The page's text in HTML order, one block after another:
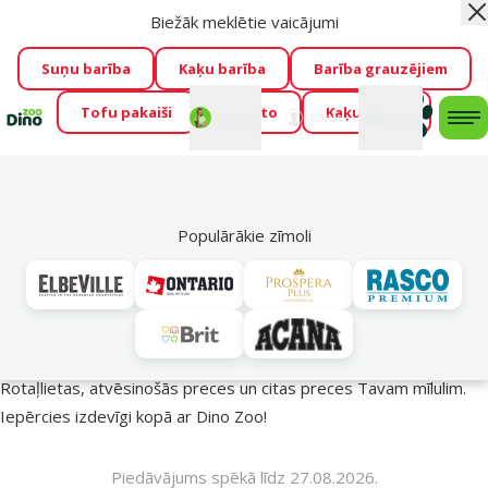
Visu mēnesi Dino Zoo piedāvā lieliskas cenas mīluļu TOP
barībām! 🍖→Skatīt piedāvājumu!
Fotokonkurss “GADA ŪSAIŅI”!
Varbūt tieši Tavs mīlulis
būs 2027. gada zvaigzne
→Piedalīties
Mans
konts
Biežāk meklētie vaicājumi
Suņu barība Kaķu barība Barība grauzējiem
Tofu pakaiši Foresto Kaķu mājas
Populārākie zīmoli
Vasara turpinās – atlaides katrai gaumei!
Rotaļlietas, atvēsinošās preces un citas preces Tavam mīlulim.
Iepērcies izdevīgi kopā ar Dino Zoo!
Piedāvājums spēkā līdz 27.08.2026.